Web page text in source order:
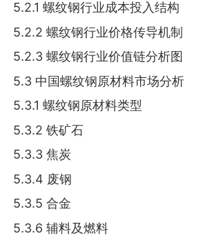
5.2.1 螺纹钢行业成本投入结构
5.2.2 螺纹钢行业价格传导机制
5.2.3 螺纹钢行业价值链分析图
5.3 中国螺纹钢原材料市场分析
5.3.1 螺纹钢原材料类型
5.3.2 铁矿石
5.3.3 焦炭
5.3.4 废钢
5.3.5 合金
5.3.6 辅料及燃料